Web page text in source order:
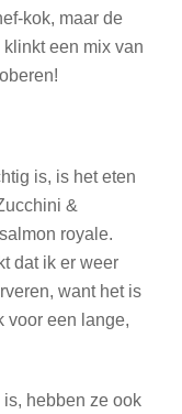
kok, maar de
een mix van
is, is het eten
&
royale.
dat ik er weer
want het is
voor een lange,
hebben ze ook